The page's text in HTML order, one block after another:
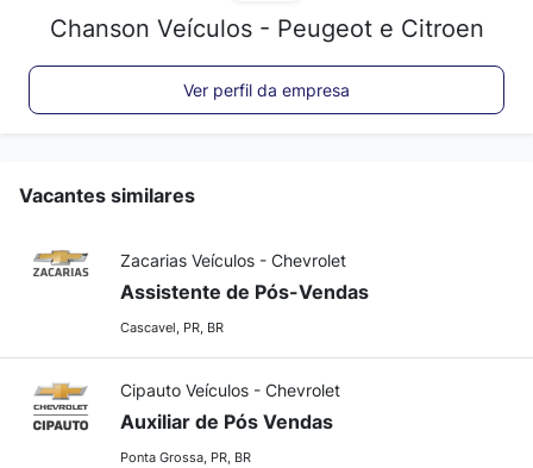
Chanson Veículos - Peugeot e Citroen
Ver perfil da empresa
Vacantes similares
Zacarias Veículos - Chevrolet
Assistente de Pós-Vendas
Cascavel, PR, BR
Cipauto Veículos - Chevrolet
Auxiliar de Pós Vendas
Ponta Grossa, PR, BR